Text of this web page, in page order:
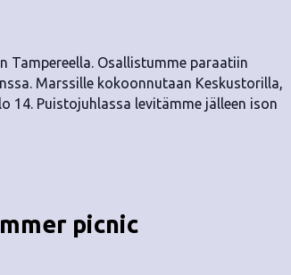
Tampereella. Osallistumme paraatiin
Marssille kokoonnutaan Keskustorilla,
14. Puistojuhlassa levitämme jälleen ison
picnic